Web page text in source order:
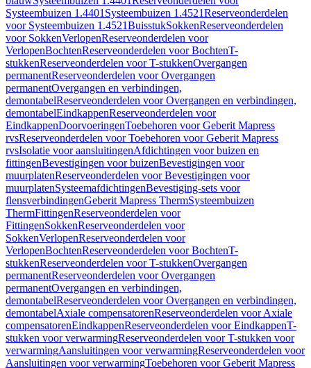
Systeembuizen 1.4401 Systeembuizen 1.4521Reserveonderdelen
voor Systeembuizen 1.4521BuisstukSokkenReserveonderdelen
voor SokkenVerlopenReserveonderdelen voor
VerlopenBochtenReserveonderdelen voor BochtenT-
stukkenReserveonderdelen voor T-stukkenOvergangen
permanentReserveonderdelen voor Overgangen
permanentOvergangen en verbindingen,
demontabelReserveonderdelen voor Overgangen en verbindingen,
demontabelEindkappenReserveonderdelen voor
EindkappenDoorvoeringenToebehoren voor Geberit Mapress
rvsReserveonderdelen voor Toebehoren voor Geberit Mapress
rvsIsolatie voor aansluitingenAfdichtingen voor buizen en
fittingenBevestigingen voor buizenBevestigingen voor
muurplatenReserveonderdelen voor Bevestigingen voor
muurplatenSysteemafdichtingenBevestiging-sets voor
flensverbindingenGeberit Mapress ThermSysteembuizen
ThermFittingenReserveonderdelen voor
FittingenSokkenReserveonderdelen voor
SokkenVerlopenReserveonderdelen voor
VerlopenBochtenReserveonderdelen voor BochtenT-
stukkenReserveonderdelen voor T-stukkenOvergangen
permanentReserveonderdelen voor Overgangen
permanentOvergangen en verbindingen,
demontabelReserveonderdelen voor Overgangen en verbindingen,
demontabelAxiale compensatorenReserveonderdelen voor Axiale
compensatorenEindkappenReserveonderdelen voor EindkappenT-
stukken voor verwarmingReserveonderdelen voor T-stukken voor
verwarmingAansluitingen voor verwarmingReserveonderdelen voor
Aansluitingen voor verwarmingToebehoren voor Geberit Mapress